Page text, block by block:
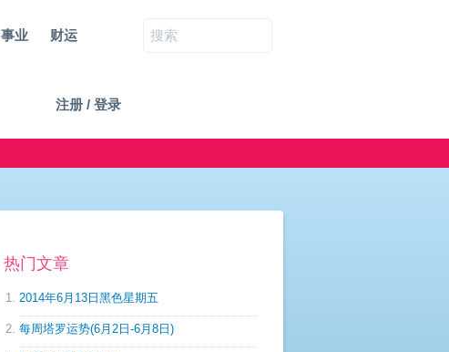
事业 财运
注册 / 登录
热门文章
2014年6月13日黑色星期五
每周塔罗运势(6月2日-6月8日)